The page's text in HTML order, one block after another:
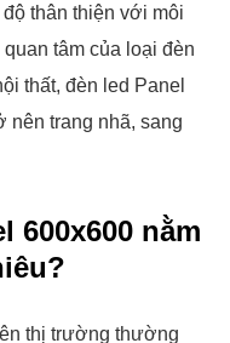
thân thiện với môi
tâm của loại đèn
thất, đèn led Panel
trang nhã, sang
600x600 nằm
thị trường thường